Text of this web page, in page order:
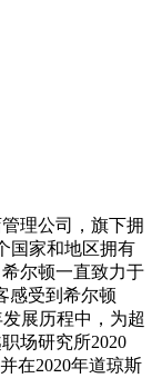
理公司，旗下拥
国家和地区拥有
尔顿一直致力于
感受到希尔顿
展历程中，为超
场研究所2020
在2020年道琼斯